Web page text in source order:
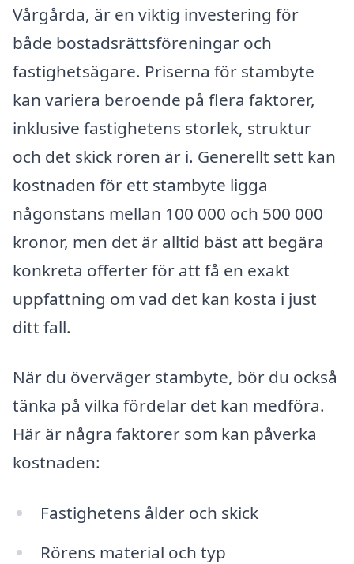
Vårgårda, är en viktig investering för
både bostadsrättsföreningar och
fastighetsägare. Priserna för stambyte
kan variera beroende på flera faktorer,
inklusive fastighetens storlek, struktur
och det skick rören är i. Generellt sett kan
kostnaden för ett stambyte ligga
någonstans mellan 100 000 och 500 000
kronor, men det är alltid bäst att begära
konkreta offerter för att få en exakt
uppfattning om vad det kan kosta i just
ditt fall.
När du överväger stambyte, bör du också
tänka på vilka fördelar det kan medföra.
Här är några faktorer som kan påverka
kostnaden:
Fastighetens ålder och skick
Rörens material och typ